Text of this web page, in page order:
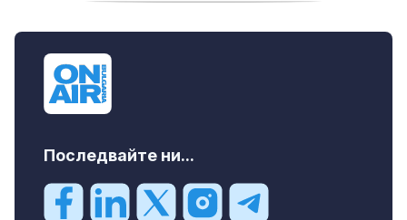
Последвайте ни...